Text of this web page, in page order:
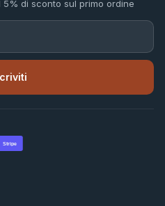
di sconto sul primo ordine
Stripe